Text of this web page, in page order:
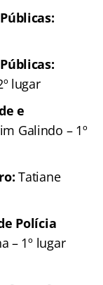
lugar
e
Galindo – 1º
Tatiane
Polícia
– 1º lugar